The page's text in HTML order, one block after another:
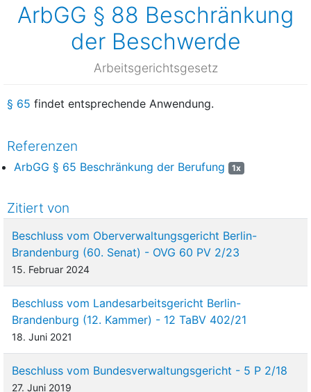
ArbGG § 88 Beschränkung
der Beschwerde
Arbeitsgerichtsgesetz
§ 65 findet entsprechende Anwendung.
Referenzen
ArbGG § 65 Beschränkung der Berufung 1x
Zitiert von
Beschluss vom Oberverwaltungsgericht Berlin-
Brandenburg (60. Senat) - OVG 60 PV 2/23
15. Februar 2024
Beschluss vom Landesarbeitsgericht Berlin-
Brandenburg (12. Kammer) - 12 TaBV 402/21
18. Juni 2021
Beschluss vom Bundesverwaltungsgericht - 5 P 2/18
27. Juni 2019